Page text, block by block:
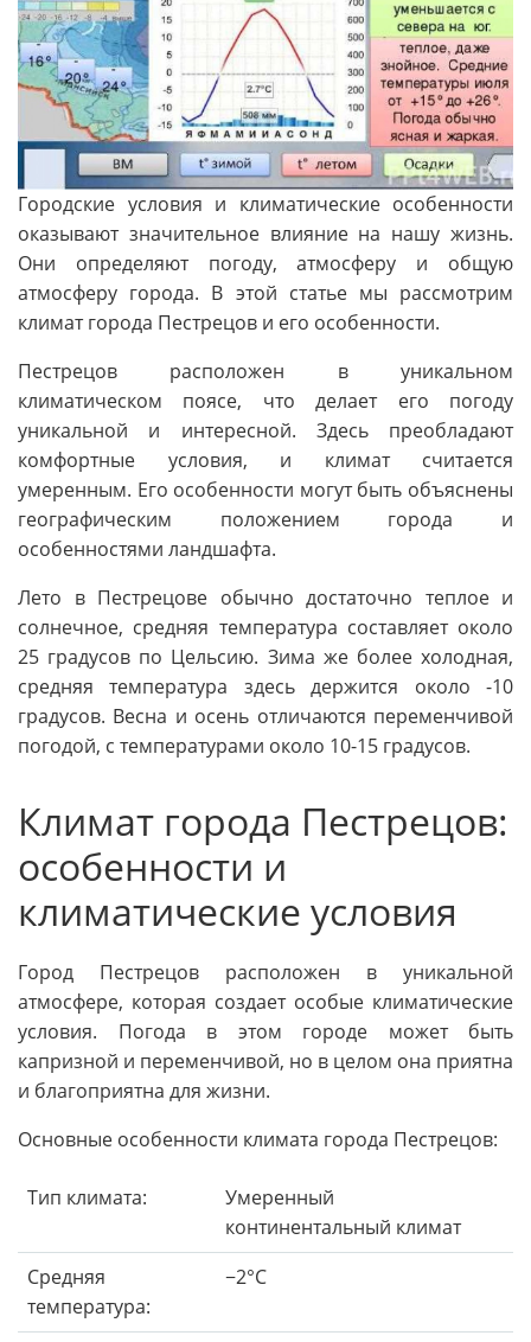
Городские условия и климатические особенности
оказывают значительное влияние на нашу жизнь.
Они определяют погоду, атмосферу и общую
атмосферу города. В этой статье мы рассмотрим
климат города Пестрецов и его особенности.
Пестрецов расположен в уникальном
климатическом поясе, что делает его погоду
уникальной и интересной. Здесь преобладают
комфортные условия, и климат считается
умеренным. Его особенности могут быть объяснены
географическим положением города и
особенностями ландшафта.
Лето в Пестрецове обычно достаточно теплое и
солнечное, средняя температура составляет около
25 градусов по Цельсию. Зима же более холодная,
средняя температура здесь держится около -10
градусов. Весна и осень отличаются переменчивой
погодой, с температурами около 10-15 градусов.
Климат города Пестрецов:
особенности и
климатические условия
Город Пестрецов расположен в уникальной
атмосфере, которая создает особые климатические
условия. Погода в этом городе может быть
капризной и переменчивой, но в целом она приятна
и благоприятна для жизни.
Основные особенности климата города Пестрецов:
Тип климата:
Умеренный
континентальный климат
Средняя
температура:
−2°C